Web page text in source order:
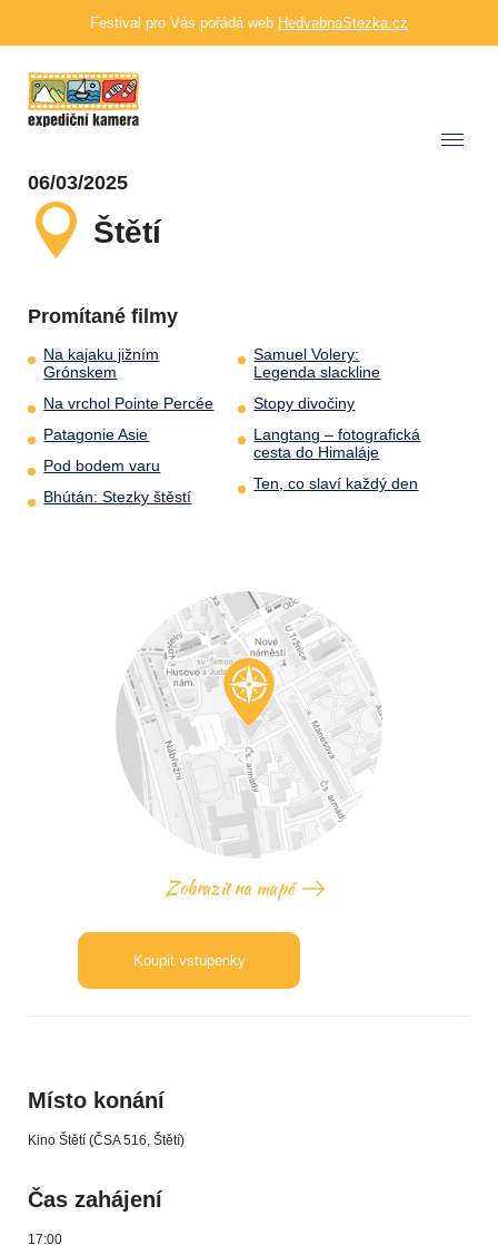
Festival pro Vás pořádá web HedvabnaStezka.cz
06/03/2025
Štětí
Promítané filmy
Na kajaku jižním
Grónskem
Na vrchol Pointe Percée
Patagonie Asie
Pod bodem varu
Bhútán: Stezky štěstí
Samuel Volery:
Legenda slackline
Stopy divočiny
Langtang – fotografická
cesta do Himaláje
Ten, co slaví každý den
Zobrazit na mapě
Koupit vstupenky
Místo konání
Kino Štětí (ČSA 516, Štětí)
Čas zahájení
17:00